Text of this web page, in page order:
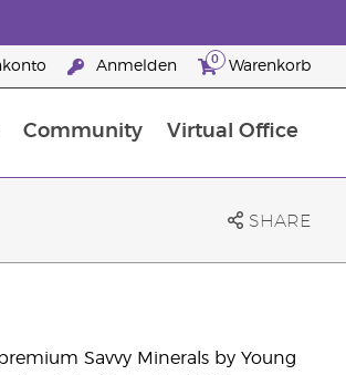
Anmelden 0 Warenkorb
Community Virtual Office
SHARE
Savvy Minerals by Young